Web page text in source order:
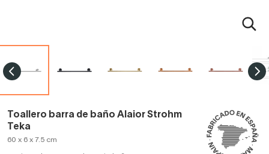
Toallero barra de baño Alaior Strohm
Teka
60 x 6 x 7.5 cm